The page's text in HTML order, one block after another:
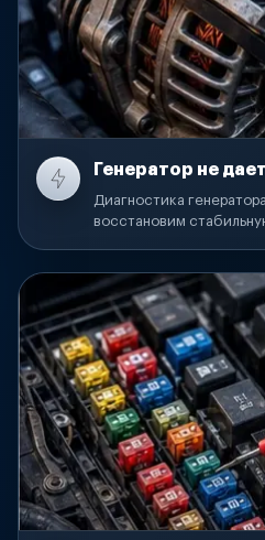
Генератор не
Диагностика
восстановим